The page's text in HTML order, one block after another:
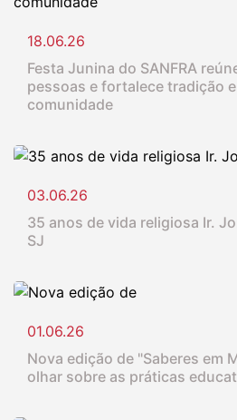
18.06.26
Festa Junina do SANFRA
pessoas e fortalece tradição
comunidade
03.06.26
35 anos de vida religiosa Ir.
SJ
01.06.26
Nova edição de "Saberes em
olhar sobre as práticas